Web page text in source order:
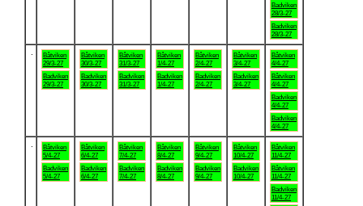
Badviken
28/3-27
Badviken
28/3-27
Båtviken
29/3-27
Badviken
29/3-27
Båtviken
30/3-27
Badviken
30/3-27
Båtviken
31/3-27
Badviken
31/3-27
Båtviken
1/4-27
Badviken
1/4-27
Båtviken
2/4-27
Badviken
2/4-27
Båtviken
3/4-27
Badviken
3/4-27
Båtviken
4/4-27
Båtviken
4/4-27
Badviken
4/4-27
Badviken
4/4-27
Båtviken
5/4-27
Badviken
5/4-27
Båtviken
6/4-27
Badviken
6/4-27
Båtviken
7/4-27
Badviken
7/4-27
Båtviken
8/4-27
Badviken
8/4-27
Båtviken
9/4-27
Badviken
9/4-27
Båtviken
10/4-27
Badviken
10/4-27
Båtviken
11/4-27
Båtviken
11/4-27
Badviken
11/4-27